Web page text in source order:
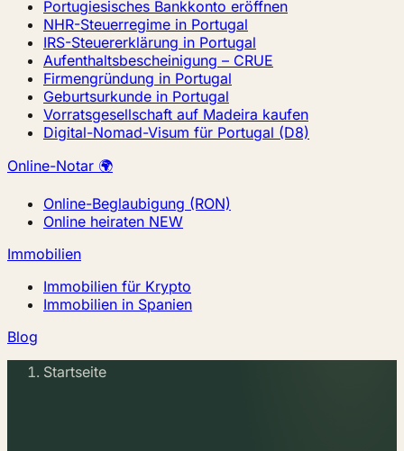
Portugiesisches Bankkonto eröffnen
NHR-Steuerregime in Portugal
IRS-Steuererklärung in Portugal
Aufenthaltsbescheinigung – CRUE
Firmengründung in Portugal
Geburtsurkunde in Portugal
Vorratsgesellschaft auf Madeira kaufen
Digital-Nomad-Visum für Portugal (D8)
Online-Notar 🌍
Online-Beglaubigung (RON)
Online heiraten NEW
Immobilien
Immobilien für Krypto
Immobilien in Spanien
Blog
Startseite